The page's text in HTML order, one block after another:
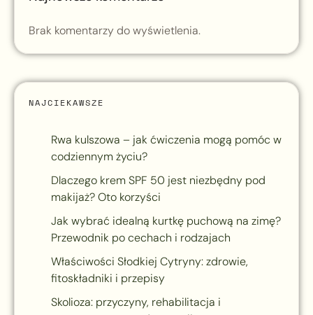
Brak komentarzy do wyświetlenia.
NAJCIEKAWSZE
Rwa kulszowa – jak ćwiczenia mogą pomóc w
codziennym życiu?
Dlaczego krem SPF 50 jest niezbędny pod
makijaż? Oto korzyści
Jak wybrać idealną kurtkę puchową na zimę?
Przewodnik po cechach i rodzajach
Właściwości Słodkiej Cytryny: zdrowie,
fitoskładniki i przepisy
Skolioza: przyczyny, rehabilitacja i